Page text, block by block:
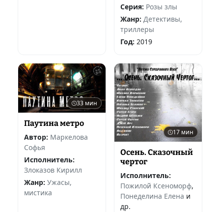
Серия: Розы злы
Жанр: Детективы,
триллеры
Год: 2019
33 мин
Паутина метро
Автор: Маркелова
Софья
Исполнитель:
Злоказов Кирилл
Жанр: Ужасы,
мистика
17 мин
Осень. Сказочный
чертог
Исполнитель:
Пожилой Ксеноморф,
Понеделина Елена и
др.